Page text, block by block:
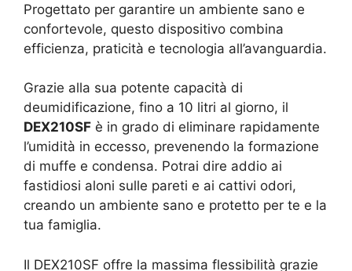
Progettato per garantire un ambiente sano e
confortevole, questo dispositivo combina
efficienza, praticità e tecnologia all’avanguardia.
Grazie alla sua potente capacità di
deumidificazione, fino a 10 litri al giorno, il
DEX210SF è in grado di eliminare rapidamente
l’umidità in eccesso, prevenendo la formazione
di muffe e condensa. Potrai dire addio ai
fastidiosi aloni sulle pareti e ai cattivi odori,
creando un ambiente sano e protetto per te e la
tua famiglia.
Il DEX210SF offre la massima flessibilità grazie